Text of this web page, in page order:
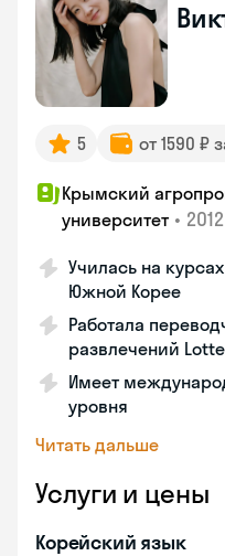
5 от 1590 ₽
Крымский
университет •
Училась на
Южной Корее
Работала
развлечений
Имеет
уровня
Читать дальше
Услуги и цены
Корейский язык